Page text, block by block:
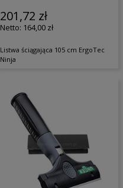
201,72 zł
164,00 zł
Listwa ściągająca 105 cm ErgoTec
Ninja